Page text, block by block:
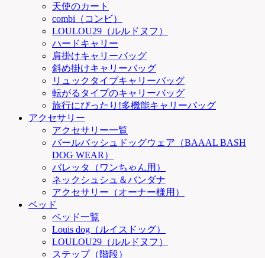
天使のカート
combi（コンビ）
LOULOU29（ルルドヌフ）
ハードキャリー
肩掛けキャリーバッグ
斜め掛けキャリーバッグ
リュックタイプキャリーバッグ
転がるタイプのキャリーバッグ
旅行にぴったり!多機能キャリーバッグ
アクセサリー
アクセサリー一覧
バールバッシュドッグウェア（BAAAL BASH
DOG WEAR）
バレッタ（ワンちゃん用）
ネックシュシュ＆バンダナ
アクセサリー（オーナー様用）
ベッド
ベッド一覧
Louis dog（ルイスドッグ）
LOULOU29（ルルドヌフ）
ステップ（階段）